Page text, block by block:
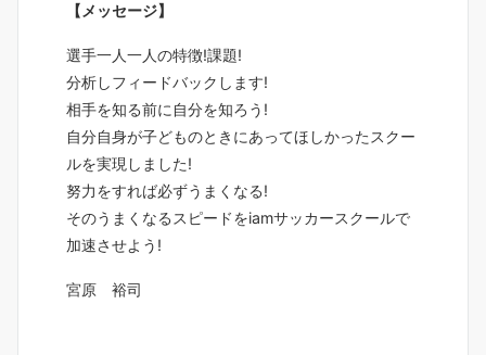
【メッセージ】
選手一人一人の特徴!課題!
分析しフィードバックします!
相手を知る前に自分を知ろう !
自分自身が子どものときにあってほしかったスクー
ルを実現しました!
努力をすれば必ずうまくなる!
そのうまくなるスピードをiamサッカースクールで
加速させよう !
宮原 裕司